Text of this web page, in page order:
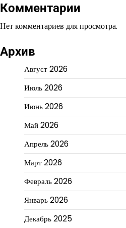
Комментарии
Нет комментариев для просмотра.
Архив
Август 2026
Июль 2026
Июнь 2026
Май 2026
Апрель 2026
Март 2026
Февраль 2026
Январь 2026
Декабрь 2025